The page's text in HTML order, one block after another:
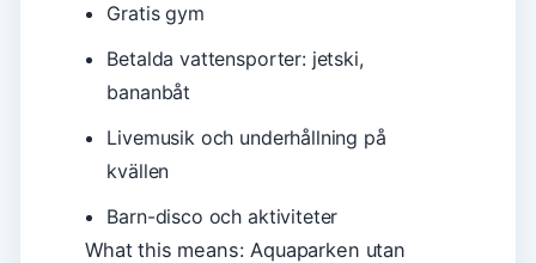
Gratis gym
Betalda vattensporter: jetski,
bananbåt
Livemusik och underhållning på
kvällen
Barn-disco och aktiviteter
What this means: Aquaparken utan